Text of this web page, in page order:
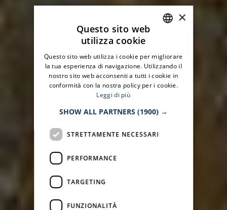
ENGLISH
×
Questo sito web
utilizza cookie
Questo sito web utilizza i cookie per migliorare
la tua esperienza di navigazione. Utilizzando il
nostro sito web acconsenti a tutti i cookie in
conformità con la nostra policy per i cookie.
Leggi di più
SHOW ALL PARTNERS (1900) →
STRETTAMENTE NECESSARI
PERFORMANCE
TARGETING
FUNZIONALITÀ